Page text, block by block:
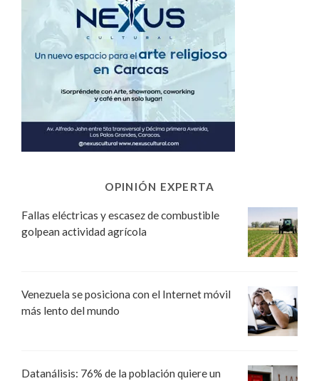
OPINIÓN EXPERTA
Fallas eléctricas y escasez de combustible
golpean actividad agrícola
Venezuela se posiciona con el Internet móvil
más lento del mundo
Datanálisis: 76% de la población quiere un